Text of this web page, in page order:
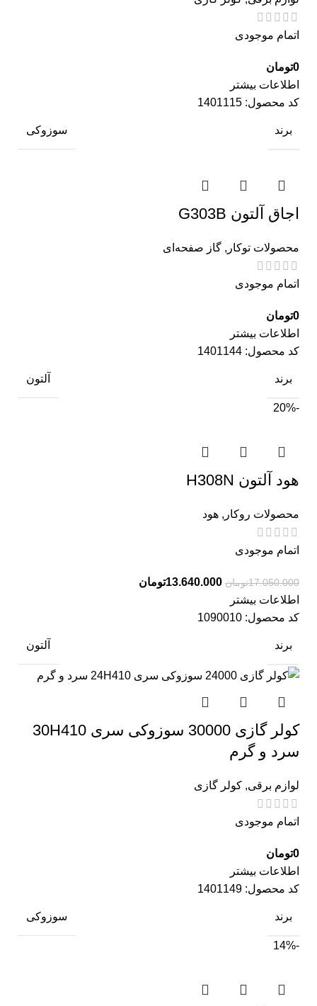
اتمام موجودی
0تومان
اطلاعات بیشتر
کد محصول: 1401115
برند سوزوکی
اجاق آلتون G303B
محصولات توکار , گاز صفحه‌ای
اتمام موجودی
0تومان
اطلاعات بیشتر
کد محصول: 1401144
برند آلتون
-20%
هود آلتون H308N
محصولات روکار , هود
اتمام موجودی
17.050.000تومان 13.640.000تومان
اطلاعات بیشتر
کد محصول: 1090010
برند آلتون
کولر گازی 30000 سوزوکی سری 30H410
سرد و گرم
لوازم برقی, کولر گازی
اتمام موجودی
0تومان
اطلاعات بیشتر
کد محصول: 1401149
برند سوزوکی
-14%